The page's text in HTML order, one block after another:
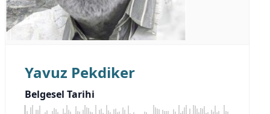
Yavuz Pekdiker
Belgesel Tarihi